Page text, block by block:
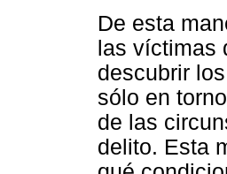
De esta
las víctimas
descubrir
sólo en
de las
delito. Esta